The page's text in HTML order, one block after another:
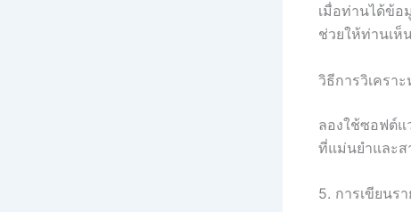
เมื่อท่านได้ข้อ
ช่วยให้ท่านเห็
วิธีการวิเครา
ลองใช้ซอฟต์แ
ที่แม่นยำและส
5. การเขียนร